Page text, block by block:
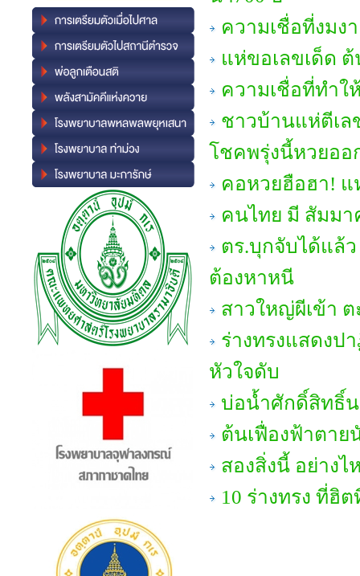
ความเชื่อที่งม
แห่ขอเลขเด็ด
ความเชื่อที่ทำ
ชาวบ้านแห่ตีเล
โชคพรุ่งนี้หวยออ
คอหวยฮือฮา! แ
คนไทย มี สัมมา
ตร.บุกจับได้แล้
ต้องหาหนี
สาวใหญ่ผีเข้า
ร่างทรงแสดงป
หัวใจดับ
บ่อน้ำศักดิ์สิทธิ์น
ต้นเฟื่องฟ้าตาย
สองสิ่งนี้ อย่าง
10 ร่างทรง ที่ฮิ